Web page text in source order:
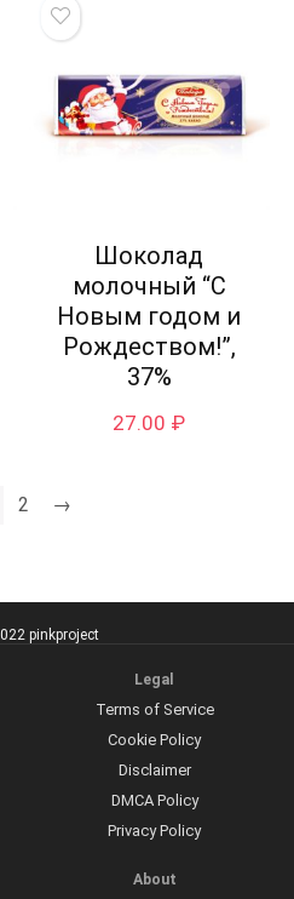
Шоколад
молочный “С
Новым годом и
Рождеством!”,
37%
27.00 ₽
2 →
pinkproject
Legal
Terms of Service
Cookie Policy
Disclaimer
DMCA Policy
Privacy Policy
About